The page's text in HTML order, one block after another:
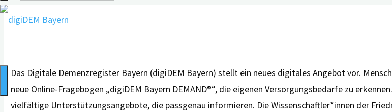
nach:
Das Digitale Demenzregister Bayern (digiDEM Bayern) stellt ein neues digitales Angebot vor.
neue Online-Fragebogen „digiDEM Bayern DEMAND®“, die eigenen Versorgungsbedarfe zu
vielfältige Unterstützungsangebote, die passgenau informieren. Die Wissenschaftler*innen der